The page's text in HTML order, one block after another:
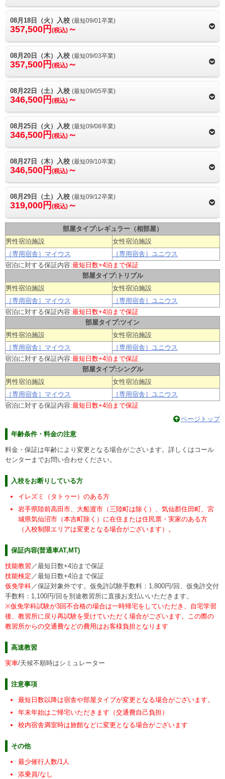
08月18日（火）入校 (最短09/01卒業)
357,500円 (税込) ～
08月20日（木）入校 (最短09/03卒業)
357,500円 (税込) ～
08月22日（土）入校 (最短09/05卒業)
346,500円 (税込) ～
08月25日（火）入校 (最短09/08卒業)
346,500円 (税込) ～
08月27日（木）入校 (最短09/10卒業)
346,500円 (税込) ～
08月29日（土）入校 (最短09/12卒業)
319,000円 (税込) ～
部屋タイプ:レギュラー（相部屋）
男性宿泊施設
女性宿泊施設
［専用宿舎］マイウス
［専用宿舎］ユニウス
宿泊に対する保証内容:最短日数+4泊まで保証
部屋タイプ:トリプル​
男性宿泊施設
女性宿泊施設
［専用宿舎］マイウス
［専用宿舎］ユニウス
宿泊に対する保証内容:最短日数+4泊まで保証
部屋タイプ:ツイン
男性宿泊施設
女性宿泊施設
［専用宿舎］マイウス
［専用宿舎］ユニウス
宿泊に対する保証内容:最短日数+4泊まで保証
部屋タイプ:シングル
男性宿泊施設
女性宿泊施設
［専用宿舎］マイウス
［専用宿舎］ユニウス
宿泊に対する保証内容:最短日数+4泊まで保証
ページトップ
年齢条件・料金の注意
料金・保証は年齢により変更となる場合がございます。詳しくはコール
センターまでお問い合わせください。
入校をお断りしている方
イレズミ（タトゥー）のある方
岩手県陸前高田市、大船渡市（三陸町は除く）、気仙郡住田町、宮
城県気仙沼市（本吉町除く）に在住または住民票・実家のある方
（入校制限エリアは変更となる場合がございます）。
保証内容(普通車AT,MT)
技能教習 ／最短日数+4泊まで保証
技能検定 ／最短日数+4泊まで保証
仮免学科／保証対象外です。仮免許試験手数料：1,800円/回、仮免許交付
手数料：1,100円/回を別途教習所に直接お支払いいただきます。
※仮免学科試験が3回不合格の場合は一時帰宅をしていただき、自宅学習
後、教習所に戻り再試験を受けていただく場合がございます。この際の
教習所からの交通費などの費用はお客様負担となります
高速教習
実車/天候不順時はシミュレーター
注意事項
最短日数以降は宿舎や部屋タイプが変更となる場合がございます。
年末年始はご帰宅いただきます（交通費自己負担）
校内宿舎満室時は旅館などに変更となる場合がございます
その他
最少催行人数/1人
添乗員/なし